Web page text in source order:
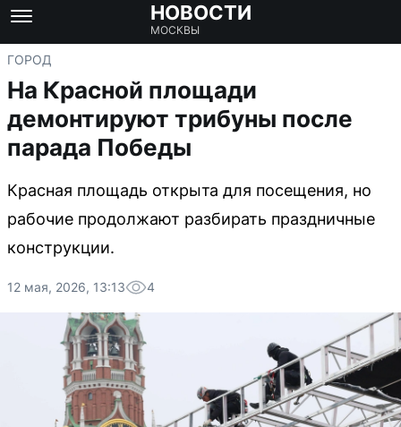
НОВОСТИ
МОСКВЫ
ГОРОД
На Красной площади
демонтируют трибуны после
парада Победы
Красная площадь открыта для посещения, но
рабочие продолжают разбирать праздничные
конструкции.
12 мая, 2026, 13:13 4